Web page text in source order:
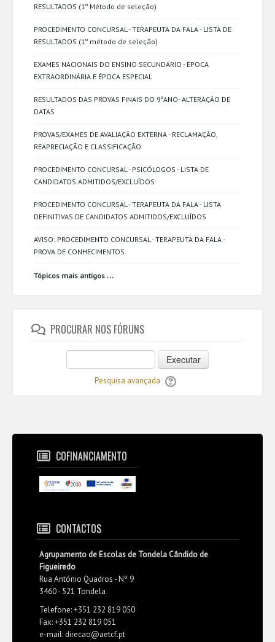
RESULTADOS (1º Método de seleção)
PROCEDIMENTO CONCURSAL - TERAPEUTA DA FALA - LISTA DE
RESULTADOS (1º método de seleção)
EXAMES NACIONAIS DO ENSINO SECUNDÁRIO - ÉPOCA
EXTRAORDINÁRIA E ÉPOCA ESPECIAL
RESULTADOS DAS PROVAS FINAIS DO 9ºANO- ALTERAÇÃO DE
DATAS
PROVAS/EXAMES DE AVALIAÇÃO EXTERNA - RECLAMAÇÃO,
REAPRECIAÇÃO E CLASSIFICAÇÃO
PROCEDIMENTO CONCURSAL - PSICÓLOGOS - LISTA DE
CANDIDATOS ADMITIDOS/EXCLUÍDOS
PROCEDIMENTO CONCURSAL - TERAPEUTA DA FALA - LISTA
DEFINITIVAS DE CANDIDATOS ADMITIDOS/EXCLUÍDOS
AVISO: PROCEDIMENTO CONCURSAL - TERAPEUTA DA FALA -
PROVA DE CONHECIMENTOS
Tópicos mais antigos ...
PROCURAR NOS FÓRUNS
Executar
Pesquisa avançada
COFINANCIAMENTO
CONTACTOS
Agrupamento de Escolas de Tondela Cândido de
Figueiredo
Rua António Quadros - Nº 9
3460 - 521 Tondela
Telefone: +351 232 819 050
Fax: +351 232 819 051
e-mail: direcao@aetcf.pt